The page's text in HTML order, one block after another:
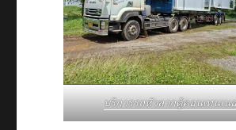
บริการรถหัวลากตู้คอนเทนเน